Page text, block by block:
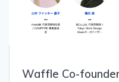
Waffle Co-